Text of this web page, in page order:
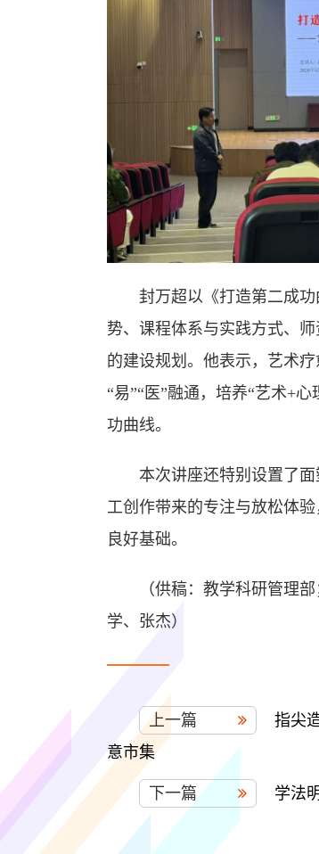
封万超以《打造第二成
势、课程体系与实践方式、
的建设规划。他表示，艺术
“易”“医”融通，培养“艺术+
功曲线。
本次讲座还特别设置了
工创作带来的专注与放松体
良好基础。
（供稿：教学科研管理
学、张杰）
上一篇
指尖
意市集
下一篇 学法